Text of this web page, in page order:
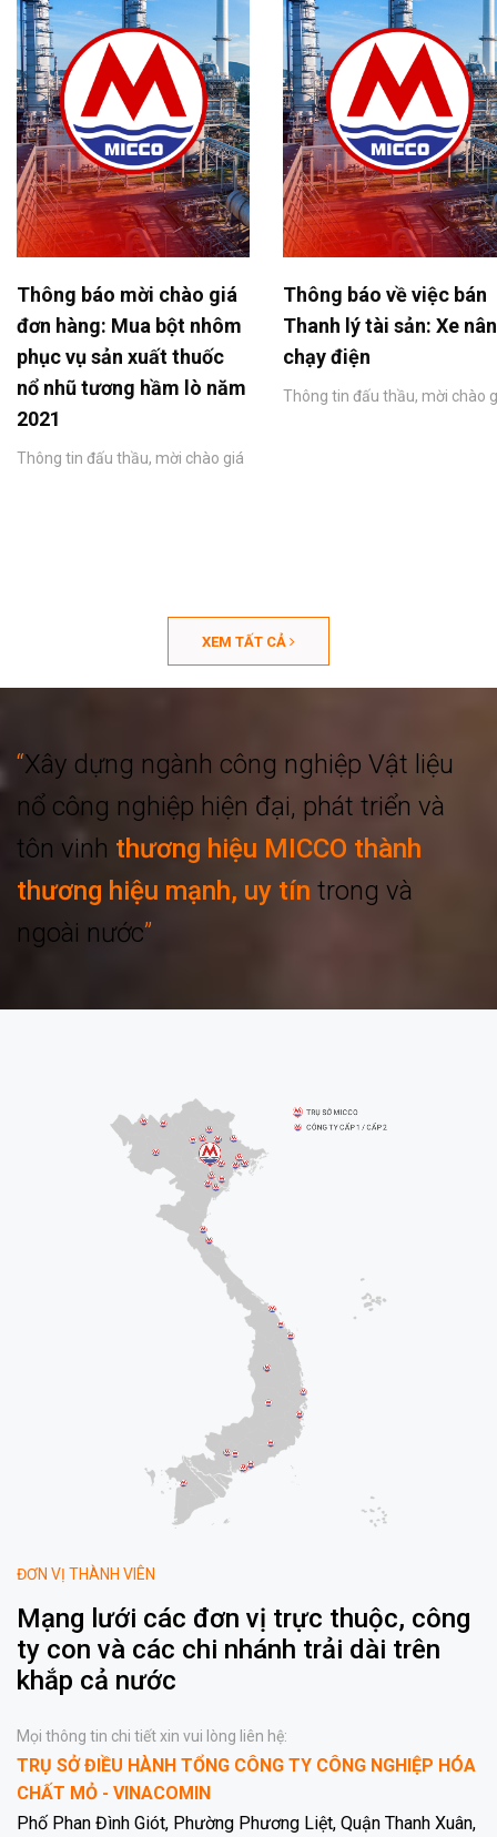
Thông báo mời chào giá
đơn hàng: Mua bột nhôm
phục vụ sản xuất thuốc
nổ nhũ tương hầm lò năm
2021
Thông tin đấu thầu, mời chào giá
Thông báo về việc bán
Thanh lý tài sản: Xe
chạy điện
Thông tin đấu thầu, mời chào
XEM TẤT CẢ
“Xây dựng ngành công nghiệp Vật liệu
nổ công nghiệp hiện đại, phát triển và
tôn vinh thương hiệu MICCO thành
thương hiệu mạnh, uy tín trong và
ngoài nước”
ĐƠN VỊ THÀNH VIÊN
Mạng lưới các đơn vị trực thuộc, công
ty con và các chi nhánh trải dài trên
khắp cả nước
Mọi thông tin chi tiết xin vui lòng liên hệ:
TRỤ SỞ ĐIỀU HÀNH TỔNG CÔNG TY CÔNG NGHIỆP HÓA
CHẤT MỎ - VINACOMIN
Phố Phan Đình Giót, Phường Phương Liệt, Quận Thanh Xuân,